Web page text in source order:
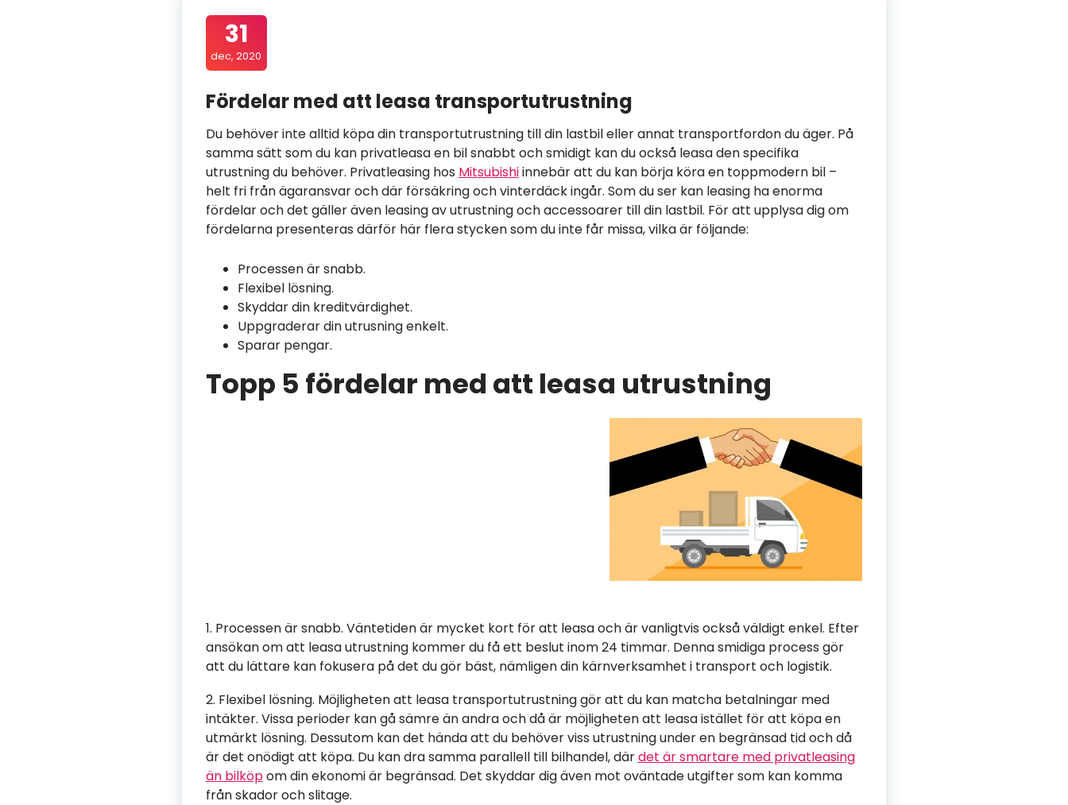
31
dec, 2020
Fördelar med att leasa transportutrustning
Du behöver inte alltid köpa din transportutrustning till din lastbil eller annat transportfordon du äger. På
samma sätt som du kan privatleasa en bil snabbt och smidigt kan du också leasa den specifika
utrustning du behöver. Privatleasing hos Mitsubishiinnebär att du kan börja köra en toppmodern bil –
helt fri från ägaransvar och där försäkring och vinterdäck ingår. Som du ser kan leasing ha enorma
fördelar och det gäller även leasing av utrustning och accessoarer till din lastbil. För att upplysa dig om
fördelarna presenteras därför här flera stycken som du inte får missa, vilka är följande:
Processen är snabb.
Flexibel lösning.
Skyddar din kreditvärdighet.
Uppgraderar din utrusning enkelt.
Sparar pengar.
Topp 5 fördelar med att leasa utrustning
1. Processen är snabb. Väntetiden är mycket kort för att leasa och är vanligtvis också väldigt enkel. Efter
ansökan om att leasa utrustning kommer du få ett beslut inom 24 timmar. Denna smidiga process gör
att du lättare kan fokusera på det du gör bäst, nämligen din kärnverksamhet i transport och logistik.
2. Flexibel lösning. Möjligheten att leasa transportutrustning gör att du kan matcha betalningar med
intäkter. Vissa perioder kan gå sämre än andra och då är möjligheten att leasa istället för att köpa en
utmärkt lösning. Dessutom kan det hända att du behöver viss utrustning under en begränsad tid och då
är det onödigt att köpa. Du kan dra samma parallell till bilhandel, därdet är smartare med privatleasing
än bilköpom din ekonomi är begränsad. Det skyddar dig även mot oväntade utgifter som kan komma
från skador och slitage.